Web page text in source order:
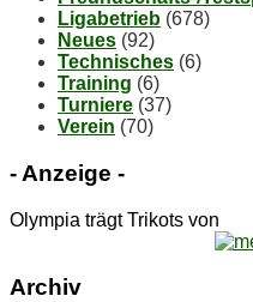
Ligabetrieb (678)
Neues (92)
Technisches (6)
Training (6)
Turniere (37)
Verein (70)
- An­zei­ge -
Olympia trägt Trikots von
Ar­chiv